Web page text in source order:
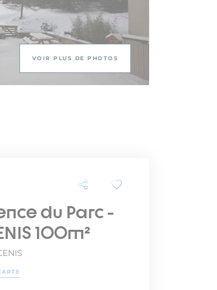
VOIR PLUS DE PHOTOS
du Parc -
100m²